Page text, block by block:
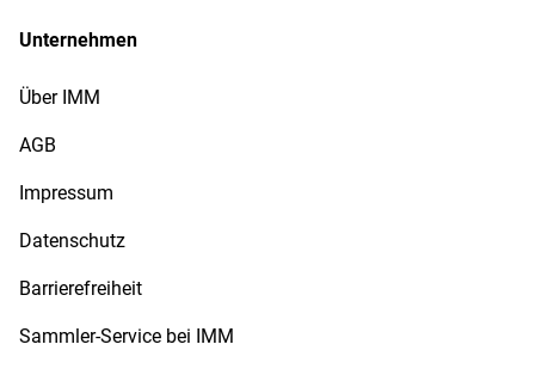
Unternehmen
Über IMM
AGB
Impressum
Datenschutz
Barrierefreiheit
Sammler-Service bei IMM